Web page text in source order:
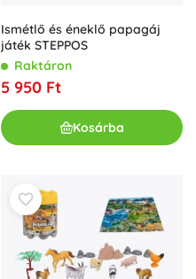
Ismétlő és éneklő papagáj
játék STEPPOS
Raktáron
5 950 Ft
Kosárba